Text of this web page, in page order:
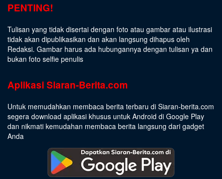
PENTING!
Tulisan yang tidak disertai dengan foto atau gambar atau ilustrasi
tidak akan dipublikasikan dan akan langsung dihapus oleh
Redaksi. Gambar harus ada hubungannya dengan tulisan ya dan
bukan foto selfie penulis
Aplikasi Siaran-Berita.com
Untuk memudahkan membaca berita terbaru di Siaran-berita.com
segera download aplikasi khusus untuk Android di Google Play
dan nikmati kemudahan membaca berita langsung dari gadget
Anda